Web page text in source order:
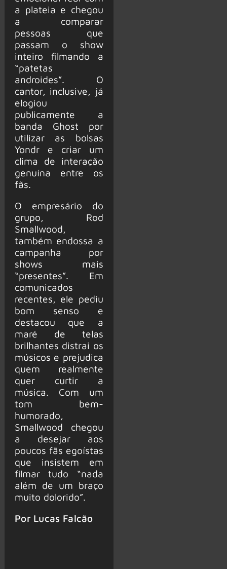
a plateia e chegou
a comparar
pessoas que
passam o show
inteiro filmando a
“patetas
androides”. O
cantor, inclusive, já
elogiou
publicamente a
banda Ghost por
utilizar as bolsas
Yondr e criar um
clima de interação
genuína entre os
fãs.
O empresário do
grupo, Rod
Smallwood,
também endossa a
campanha por
shows mais
“presentes”. Em
comunicados
recentes, ele pediu
bom senso e
destacou que a
maré de telas
brilhantes distrai os
músicos e prejudica
quem realmente
quer curtir a
música. Com um
tom bem-
humorado,
Smallwood chegou
a desejar aos
poucos fãs egoístas
que insistem em
filmar tudo “nada
além de um braço
muito dolorido”.
Por Lucas Falcão